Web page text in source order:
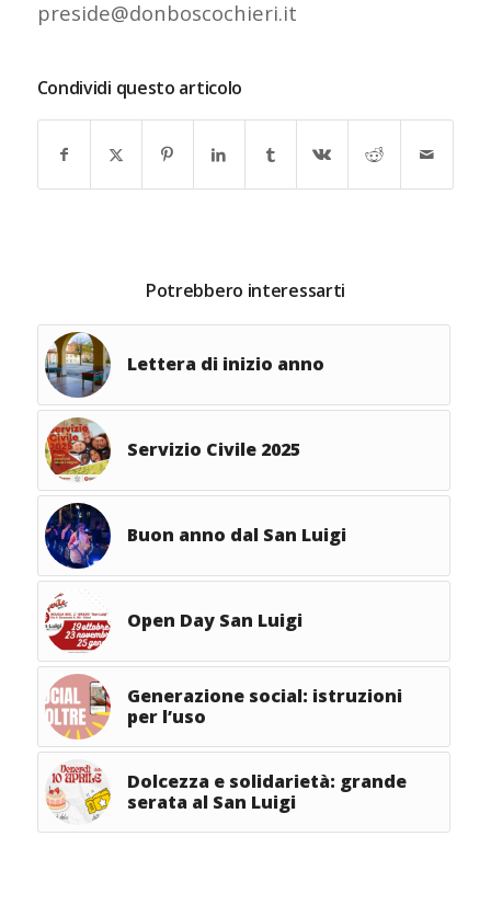
preside@donboscochieri.it
Condividi questo articolo
Potrebbero interessarti
Lettera di inizio anno
Servizio Civile 2025
Buon anno dal San Luigi
Open Day San Luigi
Generazione social: istruzioni
per l’uso
Dolcezza e solidarietà: grande
serata al San Luigi